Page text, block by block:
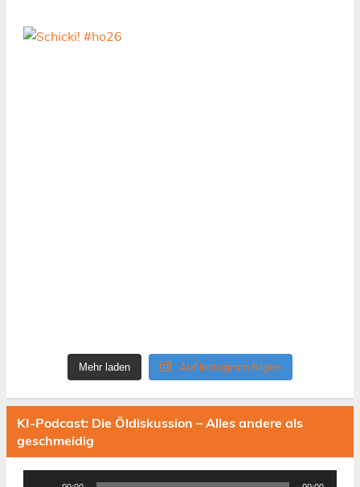
Mehr laden Auf Instagram folgen
KI-Podcast: Die Öldiskussion – Alles andere als
geschmeidig